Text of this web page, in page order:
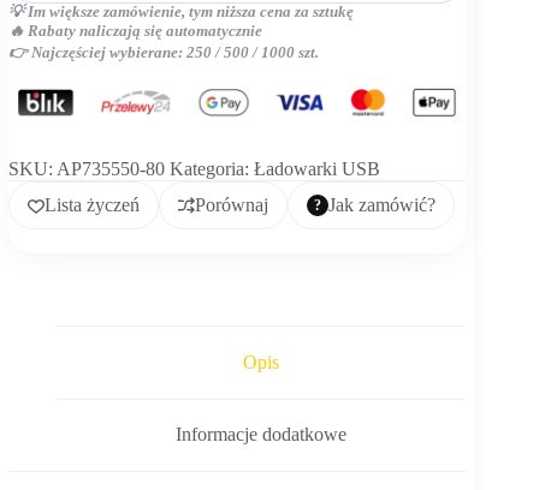
💡 Im większe zamówienie, tym niższa cena za sztukę
🔥 Rabaty naliczają się automatycznie
👉 Najczęściej wybierane: 250 / 500 / 1000 szt.
SKU: AP735550-80 Kategoria: Ładowarki USB
Lista życzeń
Porównaj Jak zamówić?
Opis
Informacje dodatkowe